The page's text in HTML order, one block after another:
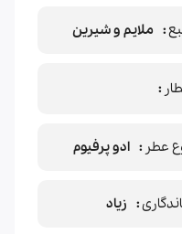
ملایم و شیرین
عطر ادو پرفیوم
زیاد